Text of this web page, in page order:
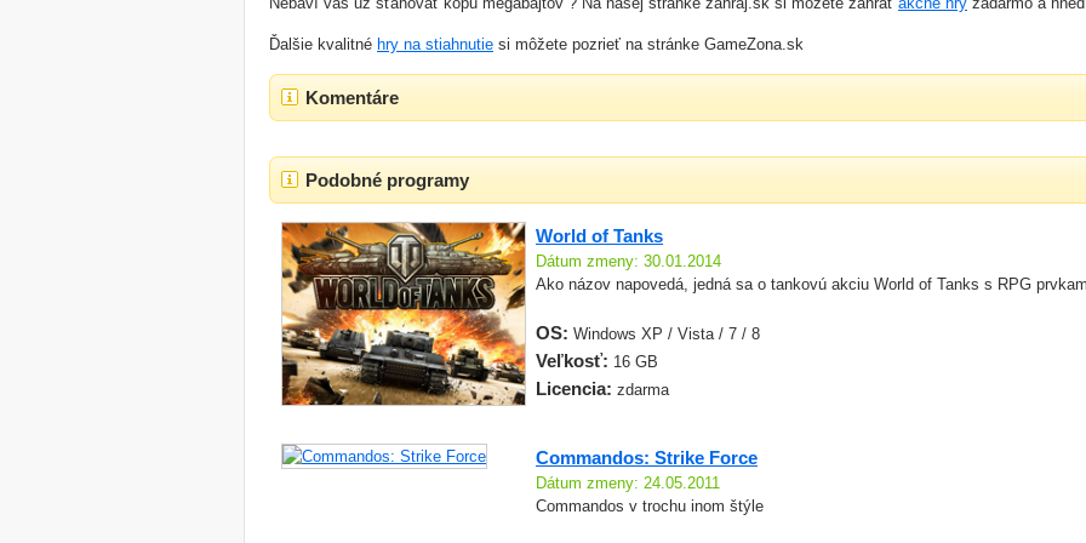
Ďalšie kvalitné hry na stiahnutie si môžete pozrieť na stránke GameZona.sk
Komentáre
Podobné programy
World of Tanks
Dátum zmeny: 30.01.2014
Ako názov napovedá, jedná sa o tankovú akciu World of Tanks s RPG
OS: Windows XP / Vista / 7 / 8
Veľkosť: 16 GB
Licencia: zdarma
Commandos: Strike Force
Dátum zmeny: 24.05.2011
Commandos v trochu inom štýle